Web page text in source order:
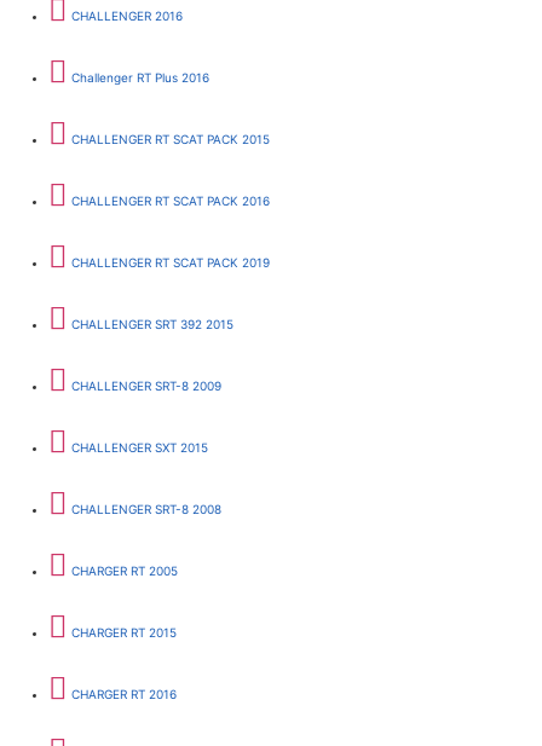
CHALLENGER 2016
Challenger RT Plus 2016
CHALLENGER RT SCAT PACK 2015
CHALLENGER RT SCAT PACK 2016
CHALLENGER RT SCAT PACK 2019
CHALLENGER SRT 392 2015
CHALLENGER SRT-8 2009
CHALLENGER SXT 2015
CHALLENGER SRT-8 2008
CHARGER RT 2005
CHARGER RT 2015
CHARGER RT 2016